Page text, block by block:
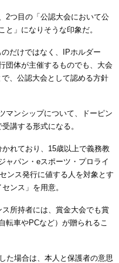
2つ目の「公認大会において公
」になりそうな印象だ。
だけではなく、IPホルダー
団体が主催するものでも、大会
、公認大会として認める方針
マンシップについて、ドーピン
講する形式になる。
れており、15歳以上で義務教
ャパン・eスポーツ・プロライ
ンス発行に値する人を対象とす
ンス」を用意。
所持者には、賞金大会でも賞
転車やPCなど）が贈られるこ
た場合は、本人と保護者の意思